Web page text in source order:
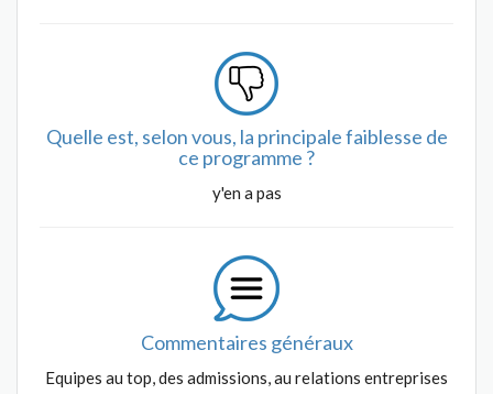
Quelle est, selon vous, la principale faiblesse de
ce programme ?
y'en a pas
Commentaires généraux
Equipes au top, des admissions, au relations entreprises